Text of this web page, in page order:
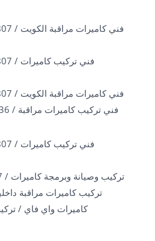
فني كاميرات مراقبة الكويت / 96077807 / تركيب كاميرات
تركيب وصيانة وبرمجة كاميرات / 96077807 / فني بالكويت
كاميرات واي فاي /